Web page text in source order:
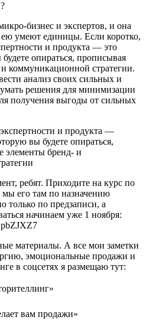
бизнес и экспертов, и она
ею умеют единицы. Если коротко,
и продукта — это
опираться, прописывая
коммуникационной стратегии.
анализ своих сильных и
решения для минимизации
получения выгоды от сильных
и продукта —
вы будете опираться,
элементы бренд- и
ребят. Приходите на курс по
его там по назначению
только по предзаписи, а
начинаем уже 1 ноября:
материалы. А все мои заметки
эмоциональные продажи и
в соцсетях я размещаю тут:
вам продажи»